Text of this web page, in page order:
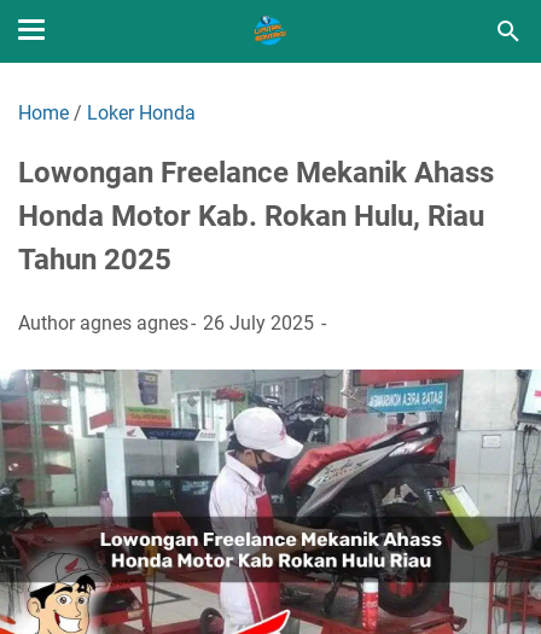
Home / Loker Honda
Lowongan Freelance Mekanik Ahass
Honda Motor Kab. Rokan Hulu, Riau
Tahun 2025
Author agnes agnes 26 July 2025